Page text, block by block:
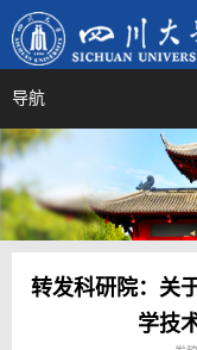
导航
转发科研院：关
学技